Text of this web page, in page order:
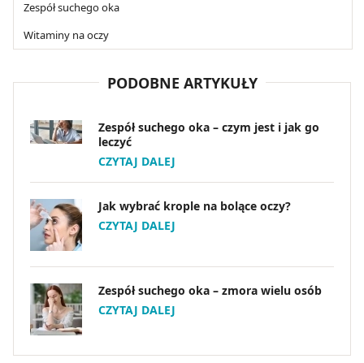
Zespół suchego oka
Witaminy na oczy
PODOBNE ARTYKUŁY
Zespół suchego oka – czym jest i jak go
leczyć
CZYTAJ DALEJ
Jak wybrać krople na bolące oczy?
CZYTAJ DALEJ
Zespół suchego oka – zmora wielu osób
CZYTAJ DALEJ